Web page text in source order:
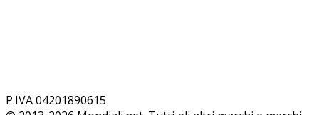
P.IVA 04201890615